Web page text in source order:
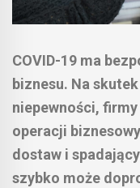
COVID-19 ma
biznesu. Na
niepewności,
operacji
dostaw i
szybko może